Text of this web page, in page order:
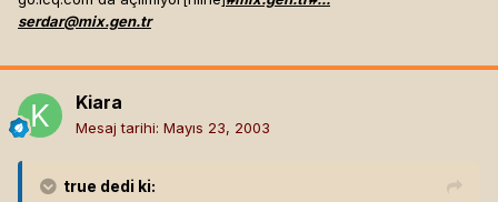
serdar@mix.gen.tr
Kiara
Mesaj tarihi: Mayıs 23, 2003
true dedi ki: